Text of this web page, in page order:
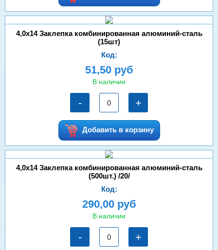
4,0х14 Заклепка комбинированная алюминий-сталь
(15шт)
Код:
51,50 руб
В наличии
- +
Добавить в корзину
4,0х14 Заклепка комбинированная алюминий-сталь
(500шт.) /20/
Код:
290,00 руб
В наличии
- +